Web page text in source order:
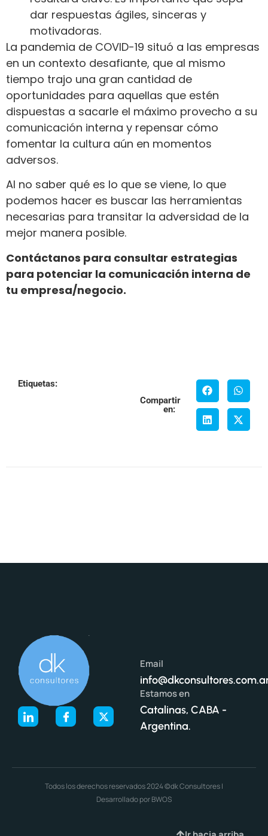
dar respuestas ágiles, sinceras y
motivadoras.
La pandemia de COVID-19 situó a las empresas
en un contexto desafiante, que al mismo
tiempo trajo una gran cantidad de
oportunidades para aquellas que estén
dispuestas a sacarle el máximo provecho a su
comunicación interna y repensar cómo
fomentar la cultura aún en momentos
adversos.
Al no saber qué es lo que se viene, lo que
podemos hacer es buscar las herramientas
necesarias para transitar la adversidad de la
mejor manera posible.
Contáctanos para consultar estrategias
para potenciar la comunicación interna de
tu empresa/negocio.
Etiquetas:
Compartir
en:
Email
Estamos en
Catalinas, CABA -
Argentina.
Todos los derechos reservados 2024 ©dk Consultores |
Desarrollado por BWOS